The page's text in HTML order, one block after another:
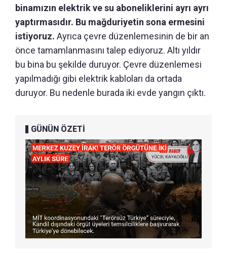
binamızın elektrik ve su aboneliklerini ayrı ayrı
yaptırmasıdır. Bu mağduriyetin sona ermesini
istiyoruz. Ayrıca çevre düzenlemesinin de bir an
önce tamamlanmasını talep ediyoruz. Altı yıldır
bu bina bu şekilde duruyor. Çevre düzenlemesi
yapılmadığı gibi elektrik kabloları da ortada
duruyor. Bu nedenle burada iki evde yangın çıktı.
GÜNÜN ÖZETİ